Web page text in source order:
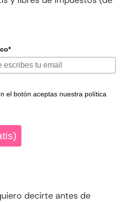
el botón aceptas nuestra política
decirte antes de